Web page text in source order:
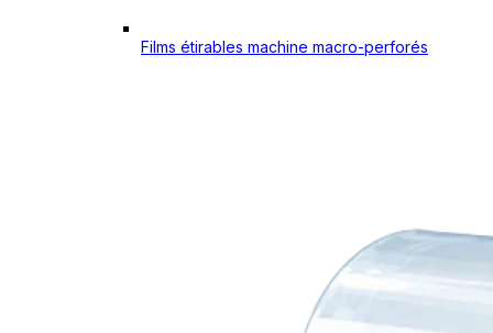
Films étirables machine macro-perforés